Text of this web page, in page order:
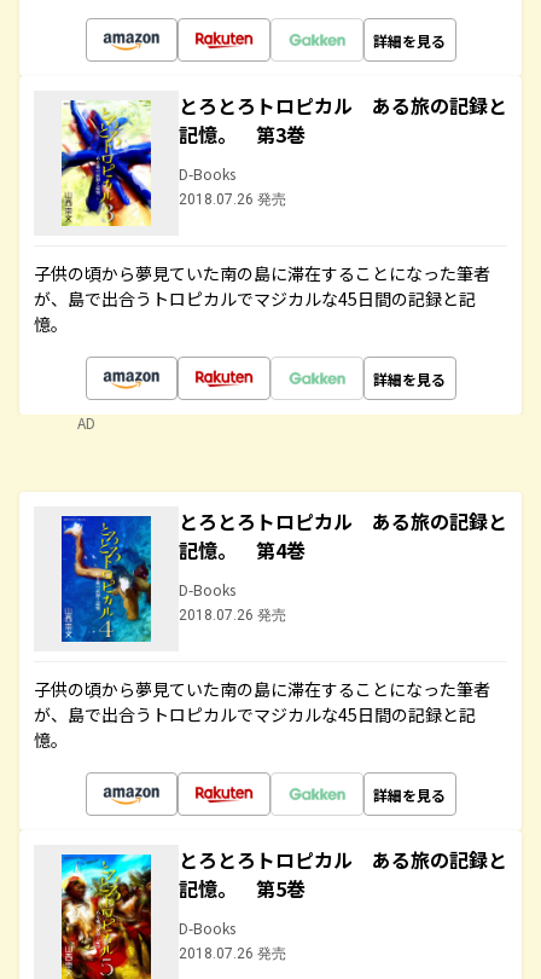
詳細を見る
とろとろトロピカル ある旅の記録と
記憶。 第3巻
D-Books
2018.07.26 発売
子供の頃から夢見ていた南の島に滞在することになった筆者
が、島で出合うトロピカルでマジカルな45日間の記録と記
憶。
詳細を見る
AD
とろとろトロピカル ある旅の記録と
記憶。 第4巻
D-Books
2018.07.26 発売
子供の頃から夢見ていた南の島に滞在することになった筆者
が、島で出合うトロピカルでマジカルな45日間の記録と記
憶。
詳細を見る
とろとろトロピカル ある旅の記録と
記憶。 第5巻
D-Books
2018.07.26 発売